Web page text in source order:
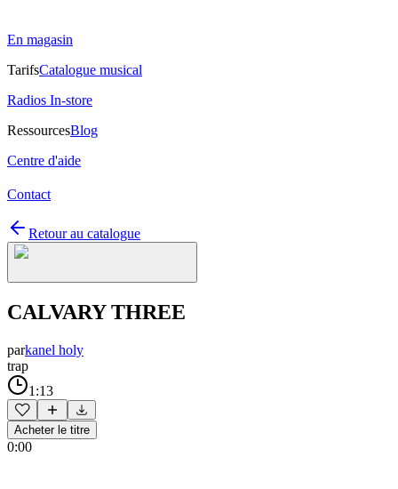
En magasin
TarifsCatalogue musical
Radios In-store
RessourcesBlog
Centre d'aide
Contact
Retour au catalogue
CALVARY THREE
parkanel holy
trap
1:13
Acheter le titre
0:00